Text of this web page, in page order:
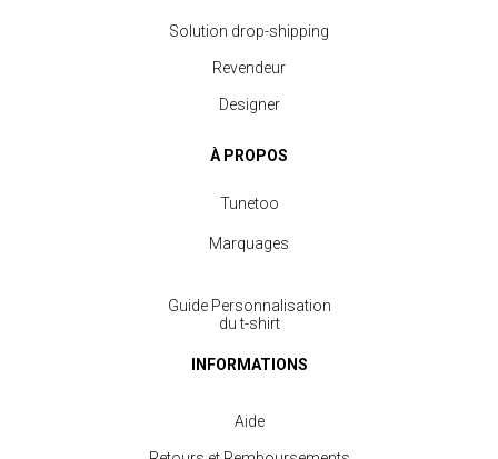
Solution drop-shipping
Revendeur
Designer
À PROPOS
Tunetoo
Marquages
Guide Personnalisation
du t-shirt
INFORMATIONS
Aide